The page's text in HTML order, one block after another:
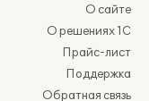
О сайте
О решениях 1С
Прайс-лист
Поддержка
Обратная связь